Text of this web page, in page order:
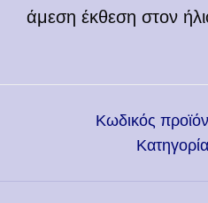
άμεση έκθεση στον
Κωδικός